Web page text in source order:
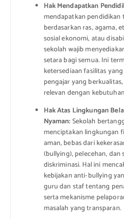
Hak Mendapatkan
mendapatkan pendidikan
berdasarkan ras, agama,
sosial ekonomi, atau
sekolah wajib
setara bagi semua. Ini
ketersediaan fasilitas
pengajar yang
relevan dengan
Hak Atas Lingkungan
Nyaman:Sekolah
menciptakan lingkungan
aman, bebas dari
(bullying), pelecehan, dan
diskriminasi. Hal ini
kebijakan anti-bullying
guru dan staf tentang
serta mekanisme
masalah yang transparan.